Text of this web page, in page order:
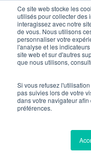
Ce site web stocke les
utilisés pour collecter des
interagissez avec notre
de vous. Nous utilisons
personnaliser votre
l'analyse et les
site web et sur d'autres
que nous utilisons,
Si vous refusez
pas suivies lors de votre
dans votre navigateur
préférences.
main
content
Accueil
Black hat